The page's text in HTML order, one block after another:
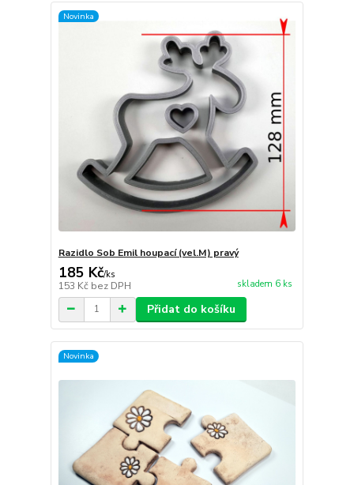
Novinka
Razidlo Sob Emil houpací (vel.M) pravý
185 Kč/ks
153 Kč bez DPH skladem 6 ks
Přidat do košíku
Novinka